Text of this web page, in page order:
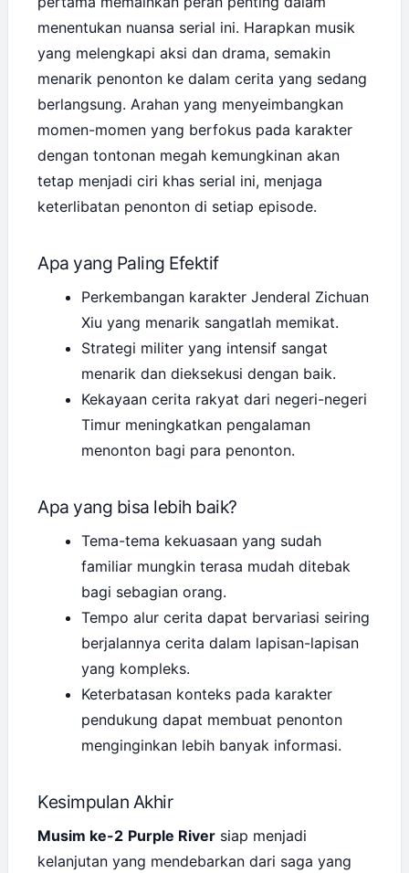
menentukan nuansa serial ini. Harapkan musik
yang melengkapi aksi dan drama, semakin
menarik penonton ke dalam cerita yang sedang
berlangsung. Arahan yang menyeimbangkan
momen-momen yang berfokus pada karakter
dengan tontonan megah kemungkinan akan
tetap menjadi ciri khas serial ini, menjaga
keterlibatan penonton di setiap episode.
Apa yang Paling Efektif
Perkembangan karakter Jenderal Zichuan
Xiu yang menarik sangatlah memikat.
Strategi militer yang intensif sangat
menarik dan dieksekusi dengan baik.
Kekayaan cerita rakyat dari negeri-negeri
Timur meningkatkan pengalaman
menonton bagi para penonton.
Apa yang bisa lebih baik?
Tema-tema kekuasaan yang sudah
familiar mungkin terasa mudah ditebak
bagi sebagian orang.
Tempo alur cerita dapat bervariasi seiring
berjalannya cerita dalam lapisan-lapisan
yang kompleks.
Keterbatasan konteks pada karakter
pendukung dapat membuat penonton
menginginkan lebih banyak informasi.
Kesimpulan Akhir
Musim ke-2 Purple River siap menjadi
kelanjutan yang mendebarkan dari saga yang